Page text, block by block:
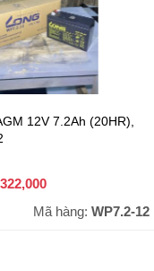
12V 7.2Ah (20HR),
322,000
Mã hàng: WP7.2-12